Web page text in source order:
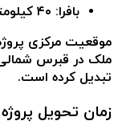
بافرا: ۴۰ کیلومتر
موقعیت مرکزی
ملک در قبرس
تبدیل کرده است.
زمان تحویل